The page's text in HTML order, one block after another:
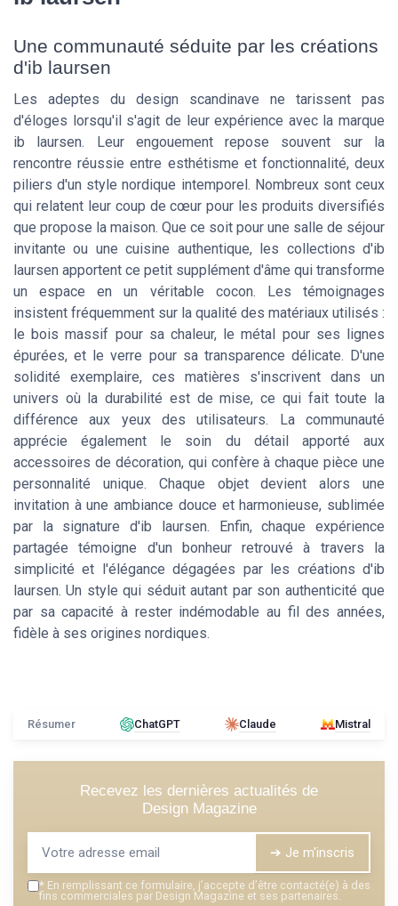
Une communauté séduite par les créations
d'ib laursen
Les adeptes du design scandinave ne tarissent pas
d'éloges lorsqu'il s'agit de leur expérience avec la marque
ib laursen. Leur engouement repose souvent sur la
rencontre réussie entre esthétisme et fonctionnalité, deux
piliers d'un style nordique intemporel. Nombreux sont ceux
qui relatent leur coup de cœur pour les produits diversifiés
que propose la maison. Que ce soit pour une salle de séjour
invitante ou une cuisine authentique, les collections d'ib
laursen apportent ce petit supplément d'âme qui transforme
un espace en un véritable cocon. Les témoignages
insistent fréquemment sur la qualité des matériaux utilisés :
le bois massif pour sa chaleur, le métal pour ses lignes
épurées, et le verre pour sa transparence délicate. D'une
solidité exemplaire, ces matières s'inscrivent dans un
univers où la durabilité est de mise, ce qui fait toute la
différence aux yeux des utilisateurs. La communauté
apprécie également le soin du détail apporté aux
accessoires de décoration, qui confère à chaque pièce une
personnalité unique. Chaque objet devient alors une
invitation à une ambiance douce et harmonieuse, sublimée
par la signature d'ib laursen. Enfin, chaque expérience
partagée témoigne d'un bonheur retrouvé à travers la
simplicité et l'élégance dégagées par les créations d'ib
laursen. Un style qui séduit autant par son authenticité que
par sa capacité à rester indémodable au fil des années,
fidèle à ses origines nordiques.
Résumer ChatGPT Claude Mistral
Recevez les dernières actualités de
Design Magazine
➔ Je m'inscris
* En remplissant ce formulaire, j’accepte d’être contacté(e) à des
fins commerciales par Design Magazine et ses partenaires.